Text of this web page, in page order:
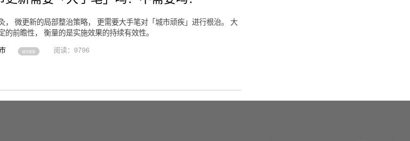
， 微更新的局部整治策略， 更需要大手笔对「城市顽疾」进行根治。 大
的前瞻性， 衡量的是实施效果的持续有效性。
城市更新 阅读：9796